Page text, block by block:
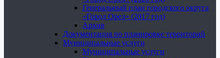
Генеральный план городского округа
«Город Орел» (2017 год)
Архив
Документация по планировке территорий
Муниципальные услуги
Муниципальные услуги